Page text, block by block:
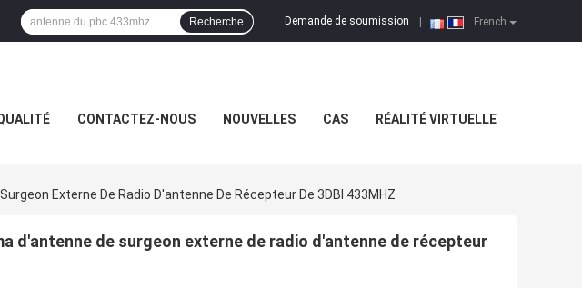
French
Demande de soumission
Recherche
CONTACTEZ-NOUS NOUVELLES CAS RÉALITÉ VIRTUELLE
Externe De Radio D'antenne De Récepteur De 3DBI 433MHZ
d'antenne de surgeon externe de radio d'antenne de récepteur